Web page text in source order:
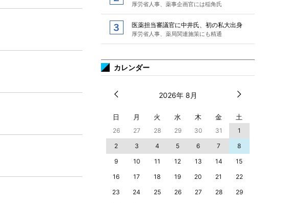
厚労省人事、薬事企画官には稲角氏
医薬担当審議官に中井氏、初の私大出身
厚労省人事、薬局関連施策にも精通
カレンダー
2026年 8月
日 月 火 水 木 金 土
26 27 28 29 30 31
1
2
3 4 5 6 7
8
9
10 11 12 13 14
15
16
17 18 19 20 21
22
23
24 25 26 27 28
29